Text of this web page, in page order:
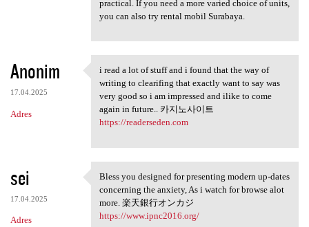
practical. If you need a more varied choice of units,
you can also try rental mobil Surabaya.
Anonim
17.04.2025
Adres
i read a lot of stuff and i
i read a lot of stuff and i found that the way of
writing to clearifing that exactly want to say was
very good so i am impressed and ilike to come
again in future.. 카지노사이트
https://readerseden.com
sei
17.04.2025
Adres
Bless you designed for
Bless you designed for presenting modern up-dates
concerning the anxiety, As i watch for browse alot
more. 楽天銀行オンカジ
https://www.ipnc2016.org/